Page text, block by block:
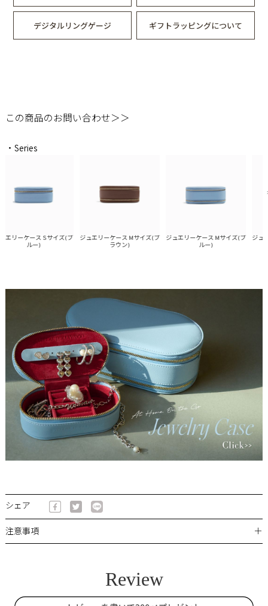
デジタルリングゲージ ギフトラッピングについて
この商品のお問い合わせ＞＞
・Series
リーケース Sサイズ(ブ
ルー)
ジュエリーケース Mサイズ(ブ
ラウン)
ジュエリーケース Mサイズ(ブ
ルー)
ジュエ
シェア
注意事項 ＋